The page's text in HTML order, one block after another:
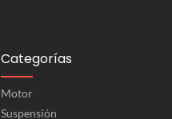
Categorías
Motor
Suspensión